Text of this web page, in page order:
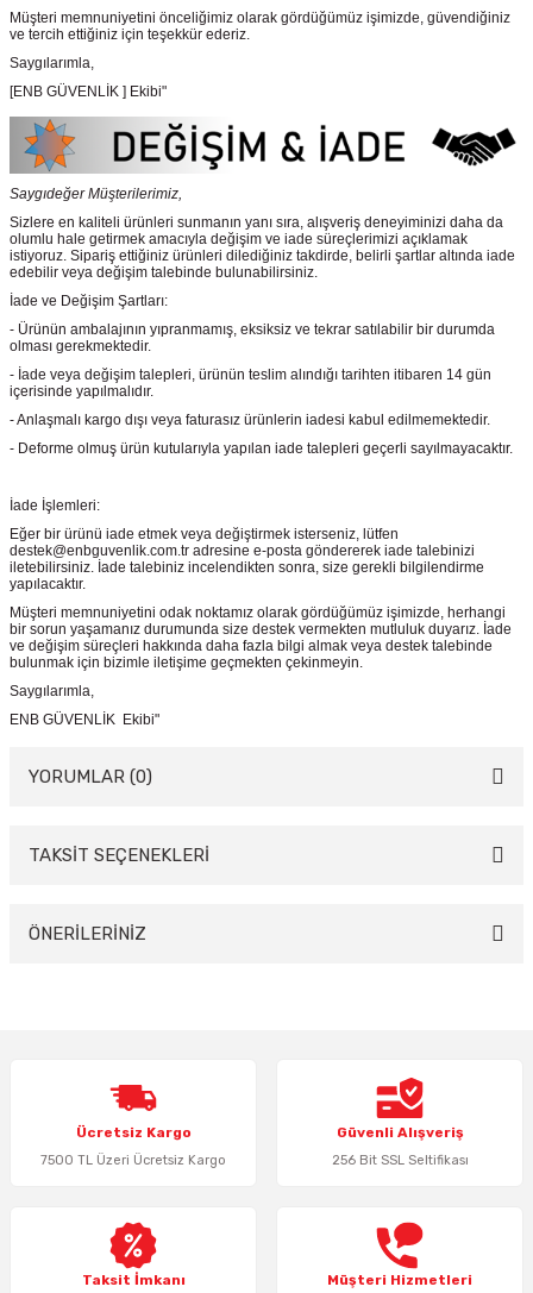
Müşteri memnuniyetini önceliğimiz olarak gördüğümüz işimizde, güvendiğiniz
ve tercih ettiğiniz için teşekkür ederiz.
Saygılarımla,
[ENB GÜVENLİK ] Ekibi"
Saygıdeğer Müşterilerimiz,
Sizlere en kaliteli ürünleri sunmanın yanı sıra, alışveriş deneyiminizi daha da
olumlu hale getirmek amacıyla değişim ve iade süreçlerimizi açıklamak
istiyoruz. Sipariş ettiğiniz ürünleri dilediğiniz takdirde, belirli şartlar altında iade
edebilir veya değişim talebinde bulunabilirsiniz.
İade ve Değişim Şartları:
- Ürünün ambalajının yıpranmamış, eksiksiz ve tekrar satılabilir bir durumda
olması gerekmektedir.
- İade veya değişim talepleri, ürünün teslim alındığı tarihten itibaren 14 gün
içerisinde yapılmalıdır.
- Anlaşmalı kargo dışı veya faturasız ürünlerin iadesi kabul edilmemektedir.
- Deforme olmuş ürün kutularıyla yapılan iade talepleri geçerli sayılmayacaktır.
İade İşlemleri:
Eğer bir ürünü iade etmek veya değiştirmek isterseniz, lütfen
destek@enbguvenlik.com.tr adresine e-posta göndererek iade talebinizi
iletebilirsiniz. İade talebiniz incelendikten sonra, size gerekli bilgilendirme
yapılacaktır.
Müşteri memnuniyetini odak noktamız olarak gördüğümüz işimizde, herhangi
bir sorun yaşamanız durumunda size destek vermekten mutluluk duyarız. İade
ve değişim süreçleri hakkında daha fazla bilgi almak veya destek talebinde
bulunmak için bizimle iletişime geçmekten çekinmeyin.
Saygılarımla,
ENB GÜVENLİK Ekibi"
YORUMLAR (0)
Bu ürüne ilk yorumu siz yapın!
TAKSİT SEÇENEKLERİ
ÖNERİLERİNİZ
Ürün resmi kalitesiz, bozuk veya görüntülenemiyor.
Ürün açıklamasında eksik bilgiler bulunuyor.
Ürün bilgilerinde hatalar bulunuyor.
Bu ürüne benzer farklı alternatifler olmalı.
Ücretsiz Kargo
7500 TL Üzeri Ücretsiz Kargo
Güvenli Alışveriş
256 Bit SSL Seltifikası
Taksit İmkanı Müşteri Hizmetleri